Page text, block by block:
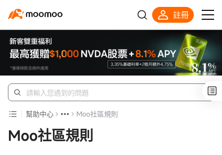
註冊
幫助中心 Moo社區規則
Moo社區規則